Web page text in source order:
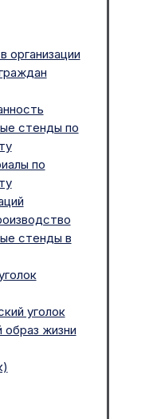
организации
стенды по
по
стенды в
уголок
образ жизни